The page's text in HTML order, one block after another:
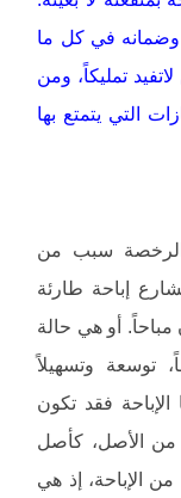
وضمانه في كل ما
تمليكاً، ومن
التي يتمتع بها
الرخصة سبب من
إباحة طارئة
أو هي حالة
توسعة وتسهيلاً
فقد تكون
من الأصل، كأصل
الإباحة، إذ هي